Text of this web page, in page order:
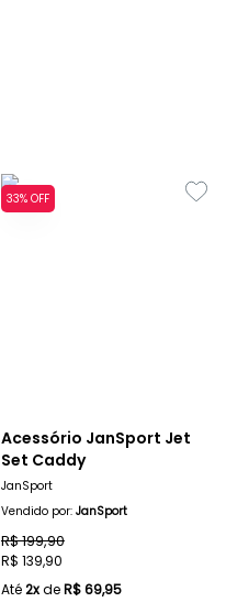
33% OFF
Acessório JanSport Jet
Set Caddy
JanSport
Vendido por: JanSport
R$ 199,90
R$ 139,90
Até2xdeR$ 69,95